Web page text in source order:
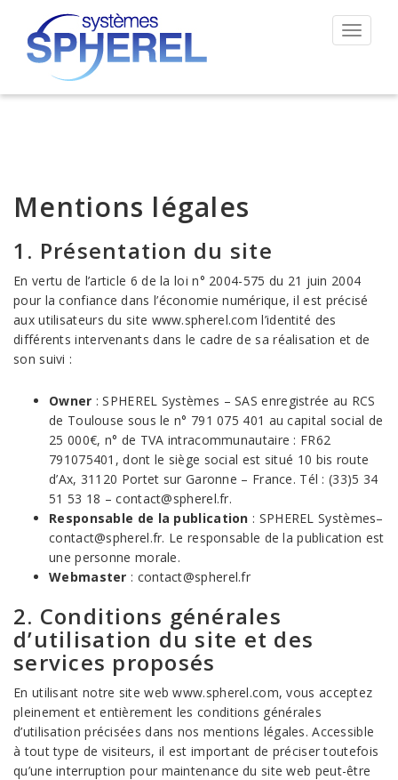
Mentions légales
1. Présentation du site
En vertu de l’article 6 de la loi n° 2004-575 du 21 juin 2004
pour la confiance dans l’économie numérique, il est précisé
aux utilisateurs du site www.spherel.com l’identité des
différents intervenants dans le cadre de sa réalisation et de
son suivi :
Owner : SPHEREL Systèmes – SAS enregistrée au RCS
de Toulouse sous le n° 791 075 401 au capital social de
25 000€, n° de TVA intracommunautaire : FR62
791075401, dont le siège social est situé 10 bis route
d’Ax, 31120 Portet sur Garonne – France. Tél : (33)5 34
51 53 18 – contact@spherel.fr.
Responsable de la publication : SPHEREL Systèmes–
contact@spherel.fr. Le responsable de la publication est
une personne morale.
Webmaster : contact@spherel.fr
2. Conditions générales
d’utilisation du site et des
services proposés
En utilisant notre site web www.spherel.com, vous acceptez
pleinement et entièrement les conditions générales
d’utilisation précisées dans nos mentions légales. Accessible
à tout type de visiteurs, il est important de préciser toutefois
qu’une interruption pour maintenance du site web peut-être